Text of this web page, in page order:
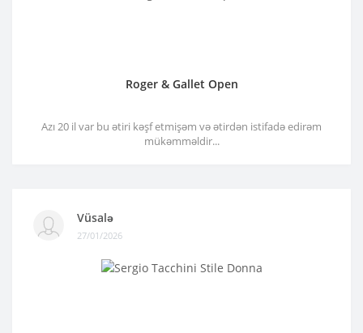
Roger & Gallet Open
Azı 20 il var bu ətiri kəşf etmişəm və ətirdən istifadə edirəm
mükəmməldir...
Vüsalə
27/01/2026